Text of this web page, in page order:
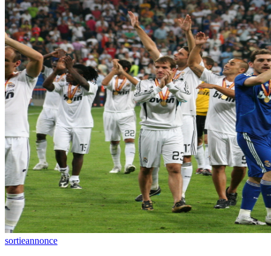
sortieannonce